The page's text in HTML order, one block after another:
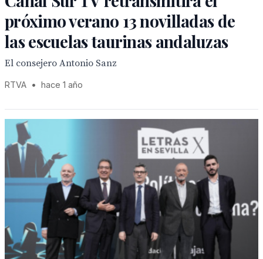
próximo verano 13 novilladas de
las escuelas taurinas andaluzas
El consejero Antonio Sanz
RTVA • hace 1 año